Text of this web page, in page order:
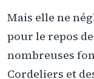
Mais elle ne
pour le repos
nombreuses
Cordeliers et